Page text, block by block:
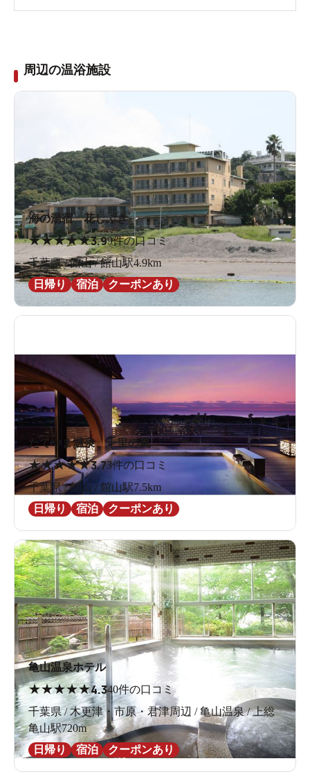
周辺の温浴施設
海の湯宿 花しぶき
★★★★★3.99件の口コミ
千葉県 / 館山 / 館山駅4.9km
日帰り
宿泊 クーポンあり
たてやま温泉 千里の風
★★★★★3.73件の口コミ
千葉県 / 館山 / 館山駅7.5km
日帰り
宿泊 クーポンあり
亀山温泉ホテル
★★★★★4.340件の口コミ
千葉県 / 木更津・市原・君津周辺 / 亀山温泉 / 上総
亀山駅720m
日帰り
宿泊 クーポンあり